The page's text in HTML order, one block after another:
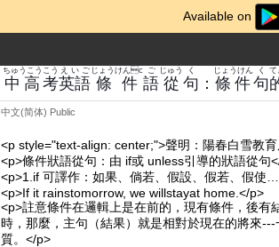
Available on
中高
ちゅうこう
考
こう
英語
えいご
條件
じょうけんc
語
ご
從
じゅう
句
く
： 條件
じょうけん
句
く て
中文(简体) Public
<p style="text-align: center;">聲明：陽春白雪教
<p>條件狀語從句：由 if或 unless引導的狀語從句
<p>1.if 可譯作：如果、倘若、假設、假若、假
<p>If it rainstomorrow, we willstayat home.</p>
<p>註意條件在邏輯上是在前的，現有條件，後有
時，那麼，主句（結果）就是相對於現在的將來
質。</p>